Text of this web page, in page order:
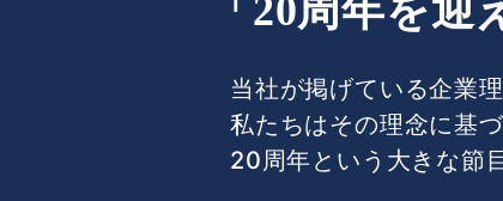
「20周年を迎
当社が掲げている企業
私たちはその理念に基
20周年という大きな節